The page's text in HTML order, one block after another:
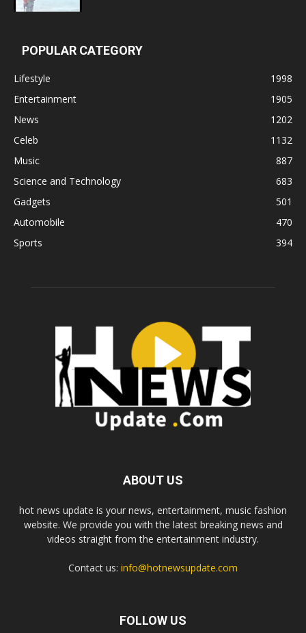
POPULAR CATEGORY
Lifestyle
1998
Entertainment
1905
News
1202
Celeb
1132
Music
887
Science and Technology
683
Gadgets
501
Automobile
470
Sports
394
ABOUT US
hot news update is your news, entertainment, music fashion
website. We provide you with the latest breaking news and
videos straight from the entertainment industry.
Contact us: info@hotnewsupdate.com
FOLLOW US